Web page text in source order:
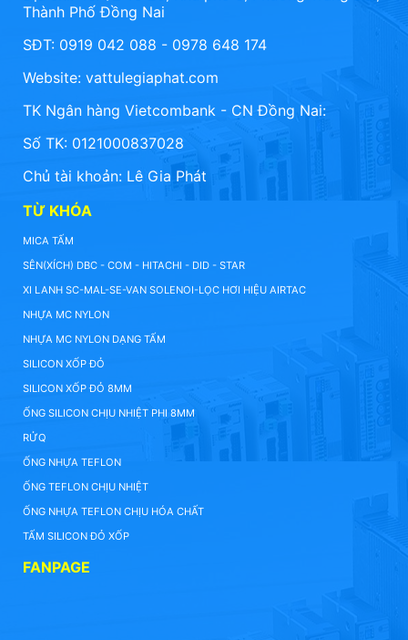
Thành Phố Đồng Nai
SĐT: 0919 042 088 - 0978 648 174
Website: vattulegiaphat.com
TK Ngân hàng Vietcombank - CN Đồng Nai:
Số TK: 0121000837028
Chủ tài khoản: Lê Gia Phát
TỪ KHÓA
MICA TẤM
SÊN(XÍCH) DBC - COM - HITACHI - DID - STAR
XI LANH SC-MAL-SE-VAN SOLENOI-LỌC HƠI HIỆU AIRTAC
NHỰA MC NYLON
NHỰA MC NYLON DẠNG TẤM
SILICON XỐP ĐỎ
SILICON XỐP ĐỎ 8MM
ỐNG SILICON CHỊU NHIỆT PHI 8MM
RỬQ
ỐNG NHỰA TEFLON
ỐNG TEFLON CHỊU NHIỆT
ỐNG NHỰA TEFLON CHỊU HÓA CHẤT
TẤM SILICON ĐỎ XỐP
FANPAGE